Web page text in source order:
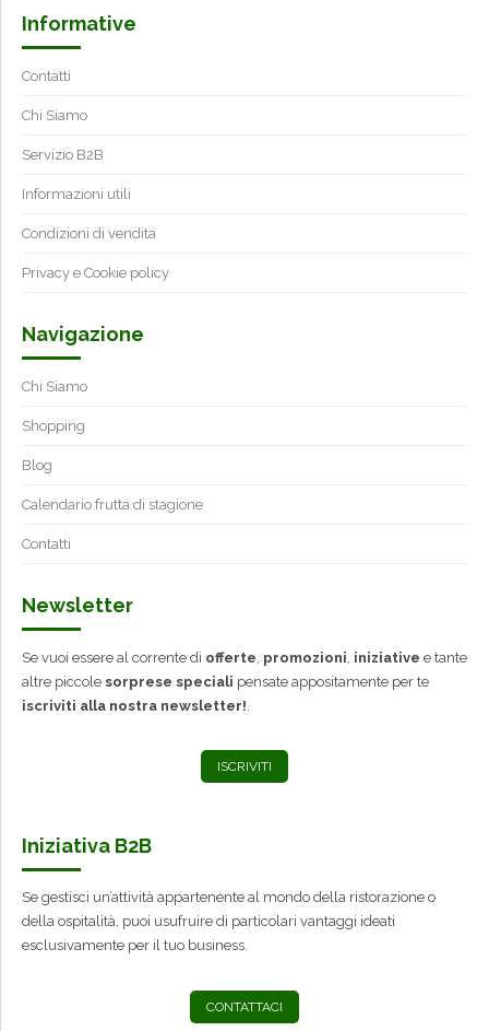
Informative
Contatti
Chi Siamo
Servizio B2B
Informazioni utili
Condizioni di vendita
Privacy e Cookie policy
Navigazione
Chi Siamo
Shopping
Blog
Calendario frutta di stagione
Contatti
Newsletter
Se vuoi essere al corrente di offerte promozioni iniziative e tante
altre piccole sorprese speciali pensate appositamente per te
iscriviti alla nostra newsletter!
ISCRIVITI
Iniziativa B2B
Se gestisci un’attività appartenente al mondo della ristorazione o
della ospitalità, puoi usufruire di particolari vantaggi ideati
esclusivamente per il tuo business.
CONTATTACI